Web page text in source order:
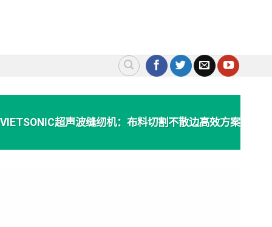
超声波缝纫机：布料切割不散边高效方案